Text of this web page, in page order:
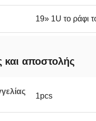
19» 1U το ράφι
αποστολής
1pcs